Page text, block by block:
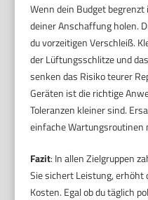
Wenn dein Budget
deiner Anschaffung holen.
du vorzeitigen Verschleiß.
der Lüftungsschlitze und
senken das Risiko teurer
Geräten ist die richtige
Toleranzen kleiner sind.
einfache Wartungsroutinen
Fazit: In allen Zielgruppen
Sie sichert Leistung, erhöht
Kosten. Egal ob du täglich